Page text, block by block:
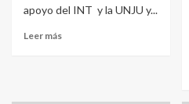
apoyo del INT y la UNJU y...
Leer más